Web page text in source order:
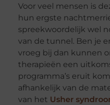
Voor veel mensen is
hun ergste
spreekwoordelijk wel
van de tunnel. Ben je
vroeg bij dan kunnen
therapieën een
programma’s eruit
afhankelijk van de
van het Usher